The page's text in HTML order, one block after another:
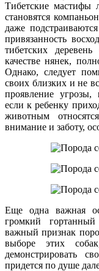
Тибетские мастифы
становятся
даже
привязанность
тибетских
качестве нянек,
Однако, следует
своих близких и не
проявление
если к ребенку
животным
внимание и заботу,
Еще одна важная
громкий
важный признак
выборе этих
демонстрировать
придется по душе